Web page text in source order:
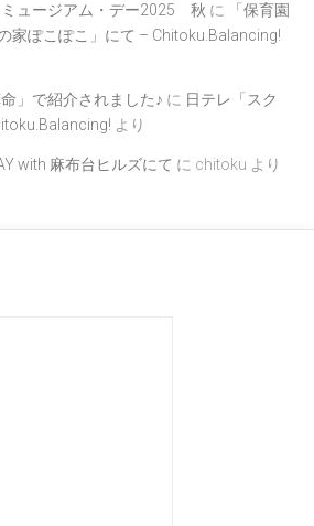
ミュージアム・デー2025 秋 に
「保育園
家ぽこぽこ」にて – Chitoku.Balancing!
」で紹介されました♪ に 日テレ「スク
より
with 麻布台ヒルズにて に chitoku より